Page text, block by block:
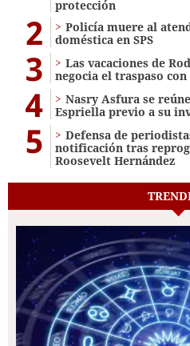
protección
2
Policía muere al
doméstica en SPS
3
Las vacaciones de
negocia el traspaso
4
Nasry Asfura se
Espriella previo a su
5
Defensa de
notificación tras
Roosevelt Hernández